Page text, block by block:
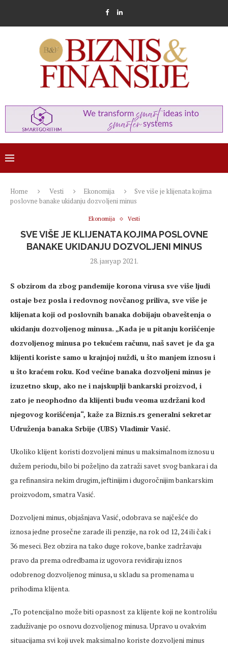
Home Vesti Ekonomija
Sve više je klijenata kojima
poslovne banake ukidanju dozvoljeni minus
Ekonomija Vesti
SVE VIŠE JE KLIJENATA KOJIMA POSLOVNE
BANAKE UKIDANJU DOZVOLJENI MINUS
28. јануар 2021.
S obzirom da zbog pandemije korona virusa sve više ljudi
ostaje bez posla i redovnog novčanog priliva, sve više je
klijenata koji od poslovnih banaka dobijaju obaveštenja o
ukidanju dozvoljenog minusa. „Kada je u pitanju korišćenje
dozvoljenog minusa po tekućem računu, naš savet je da ga
klijenti koriste samo u krajnjoj nuždi, u što manjem iznosu i
u što kraćem roku. Kod većine banaka dozvoljeni minus je
izuzetno skup, ako ne i najskuplji bankarski proizvod, i
zato je neophodno da klijenti budu veoma uzdržani kod
njegovog korišćenja“, kaže za Biznis.rs generalni sekretar
Udruženja banaka Srbije (UBS) Vladimir Vasić.
Ukoliko klijent koristi dozvoljeni minus u maksimalnom iznosu u
dužem periodu, bilo bi poželjno da zatraži savet svog bankara i da
ga refinansira nekim drugim, jeftinijim i dugoročnijim bankarskim
proizvodom, smatra Vasić.
Dozvoljeni minus, objašnjava Vasić, odobrava se najčešće do
iznosa jedne prosečne zarade ili penzije, na rok od 12, 24 ili čak i
36 meseci. Bez obzira na tako duge rokove, banke zadržavaju
pravo da prema odredbama iz ugovora revidiraju iznos
odobrenog dozvoljenog minusa, u skladu sa promenama u
prihodima klijenta.
„To potencijalno može biti opasnost za klijente koji ne kontrolišu
zaduživanje po osnovu dozvoljenog minusa. Upravo u ovakvim
situacijama svi koji uvek maksimalno koriste dozvoljeni minus